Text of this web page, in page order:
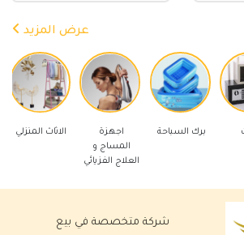
عرض المزيد
برك السباحة
اجهزة
المساج و
العلاج الفزيائي
الاثاث المنزلي ادوات
شركة متخصصة في بيع